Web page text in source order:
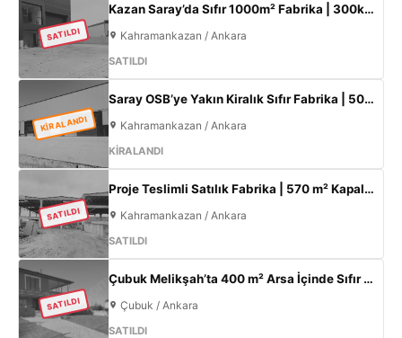
SATILDI
Kazan Saray’da Sıfır 1000m² Fabrika | 300kW Enerji + 120m² Ofis
Kahramankazan / Ankara
SATILDI
KİRALANDI
Saray OSB’ye Yakın Kiralık Sıfır Fabrika | 500 m² Kapalı Alan | 60 kW Elektrik | Müstakil
Kahramankazan / Ankara
KİRALANDI
SATILDI
Proje Teslimli Satılık Fabrika | 570 m² Kapalı Alan + 450 m² Açık Alan | 100 KW Enerji | Saray Kahramankazan
Kahramankazan / Ankara
SATILDI
SATILDI
Çubuk Melikşah’ta 400 m² Arsa İçinde Sıfır 3+1 Müstakil Ev – Kaçırılmayacak Fırsat!
Çubuk / Ankara
SATILDI